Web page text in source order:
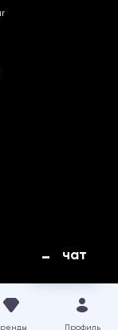
Профиль
чат